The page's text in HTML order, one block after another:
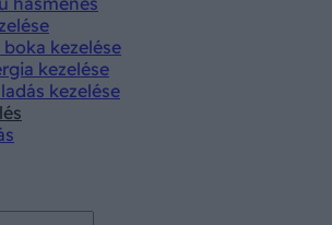
kezelése
kezelése
kezelése